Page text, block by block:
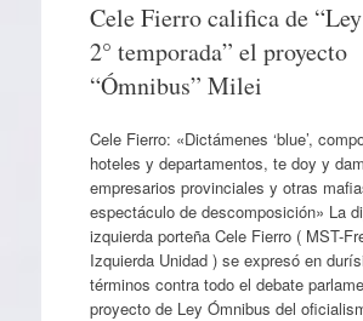
Cele Fierro califica de
2° temporada” el proyecto
“Ómnibus” Milei
Cele Fierro: «Dictámenes ‘blue’,
hoteles y departamentos, te doy y
empresarios provinciales y otras
espectáculo de descomposición» La
izquierda porteña Cele Fierro ( MST-
Izquierda Unidad ) se expresó en
términos contra todo el debate
proyecto de Ley Ómnibus del